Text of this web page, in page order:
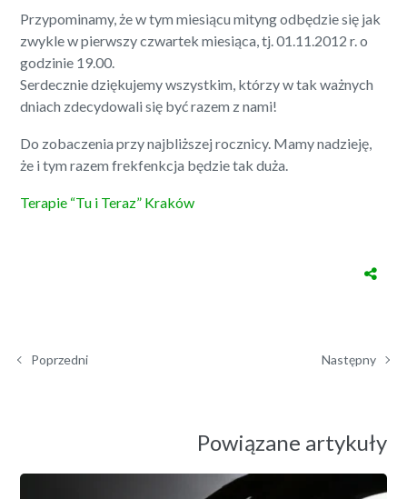
Przypominamy, że w tym miesiącu mityng odbędzie się jak
zwykle w pierwszy czwartek miesiąca, tj. 01.11.2012 r. o
godzinie 19.00.
Serdecznie dziękujemy wszystkim, którzy w tak ważnych
dniach zdecydowali się być razem z nami!
Do zobaczenia przy najbliższej rocznicy. Mamy nadzieję,
że i tym razem frekfenkcja będzie tak duża.
Terapie “Tu i Teraz” Kraków
Poprzedni Następny
Powiązane artykuły